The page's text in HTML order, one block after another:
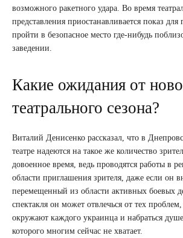
возможного ракетного удара. Во время
представления приостанавливается показ для
пройти в безопасное место где-нибудь
заведении.
Какие ожидания от
театрального сезона?
Виталий Денисенко рассказал, что в
театре надеются на такое же количество
довоенное время, ведь проводятся работы в
области приглашения зрителя, даже если он
перемещенный из области активных боевых
спектакля он может отвлечься от тех
окружают каждого украинца и набраться
которого многим сейчас не хватает.